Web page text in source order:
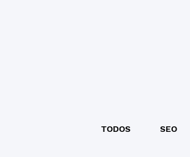
TODOS SEO